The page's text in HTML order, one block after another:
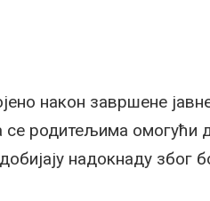
након завршене
се родитељима омогући
надокнаду због